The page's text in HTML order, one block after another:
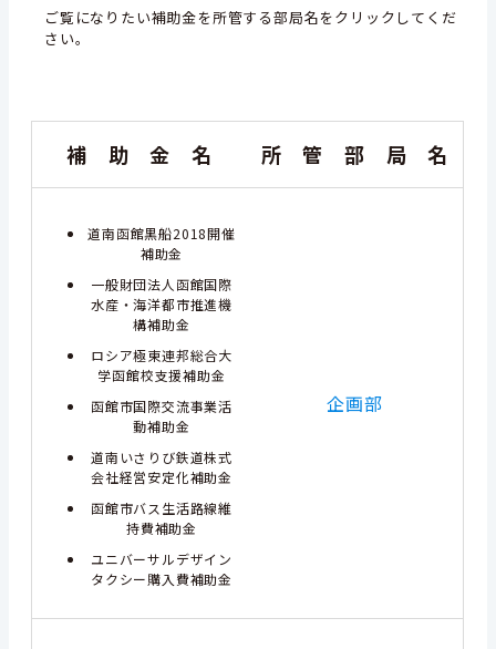
ご覧になりたい補助金を所管する部局名をクリックしてくだ
さい。
補 助 金 名 所 管 部 局 名
道南函館黒船2018開催
補助金
一般財団法人函館国際
水産・海洋都市推進機
構補助金
ロシア極東連邦総合大
学函館校支援補助金
函館市国際交流事業活
動補助金
道南いさりび鉄道株式
会社経営安定化補助金
函館市バス生活路線維
持費補助金
ユニバーサルデザイン
タクシー購入費補助金
企画部